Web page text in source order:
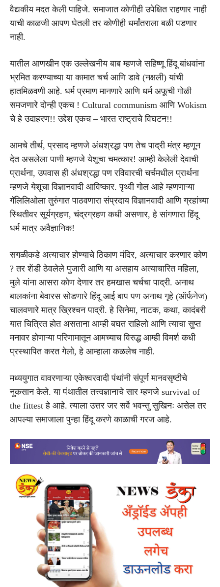
वैद्यकीय मदत केली पाहिजे. समाजात कोणीही उपेक्षित राहणार नाही
याची काळजी आपण घेतली तर कोणीही धर्मांतराला बळी पडणार
नाही.
यातील आणखीन एक उल्लेखनीय बाब म्हणजे सहिष्णू हिंदू बांधवांना
भ्रमित करण्याच्या या कामात चर्च आणि डावे (नक्षली) यांची
हातमिळवणी आहे. धर्म प्रमाण मानणारे आणि धर्म अफूची गोळी
समजणारे दोन्ही एकच ! Cultural communism आणि Wokism
चे हे उदाहरण!! उद्देश एकच – भारत राष्ट्राचे विघटन!!
आमचे तीर्थ, प्रसाद म्हणजे अंधश्रद्धा पण तेच पाद्री मंत्र म्हणून
देत असलेला पाणी म्हणजे येशूचा चमत्कार! आम्ही केलेली देवाची
प्रार्थना, उपवास ही अंधश्रद्धा पण रविवारची चर्चमधील प्रार्थना
म्हणजे येशूचा विज्ञानवादी आविष्कार. पृथ्वी गोल आहे म्हणणाऱ्या
गॅलिलिओला तुरुंगात पाठवणारा संप्रदाय विज्ञानवादी आणि ग्रहांच्या
स्थितीवर सूर्यग्रहण, चंद्रग्रहण कधी असणार, हे सांगणारा हिंदू
धर्म मात्र अवैज्ञानिक!
सगळीकडे अत्याचार होण्याचे ठिकाण मंदिर, अत्याचार करणार कोण
? तर शेंडी ठेवलेले पुजारी आणि या असहाय अत्याचारित महिला,
मुले यांना आसरा कोण देणार तर हमखास चर्चचा पाद्री. अनाथ
बालकांना बेवारस सोडणारे हिंदू आई बाप पण अनाथ गृहे (ऑर्फनेज)
चालवणारे मात्र ख्रिश्चन पाद्री. हे सिनेमा, नाटक, कथा, कादंबरी
यात चित्रित होत असताना आम्ही बघत राहिलो आणि त्याचा सुप्त
मनावर होणाऱ्या परिणामातून आमच्याच विरुद्ध आम्ही विमर्श कधी
प्रस्थापित करत गेलो, हे आम्हाला कळलेच नाही.
मध्ययुगात वावरणाऱ्या एकेश्वरवादी पंथांनी संपूर्ण मानवसृष्टीचे
नुकसान केले. या पंथातील तत्त्वज्ञानाचे सार म्हणजे survival of
the fittest हे आहे. त्याला उत्तर जर सर्वे भवन्तु सुखिनः असेल तर
आपल्या समाजाला पुन्हा हिंदू करणे काळाची गरज आहे.